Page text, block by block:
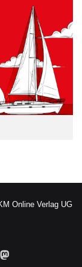
Online Verlag UG